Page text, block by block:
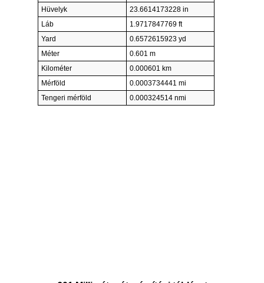
Hüvelyk
23.6614173228 in
Láb
1.9717847769 ft
Yard
0.6572615923 yd
Méter
0.601 m
Kilométer
0.000601 km
Mérföld
0.0003734441 mi
Tengeri mérföld
0.000324514 nmi